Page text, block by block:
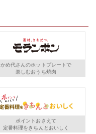
かめ代さんのホットプレートで
楽しむおうち焼肉
ポイントおさえて
定番料理をきちんとおいしく